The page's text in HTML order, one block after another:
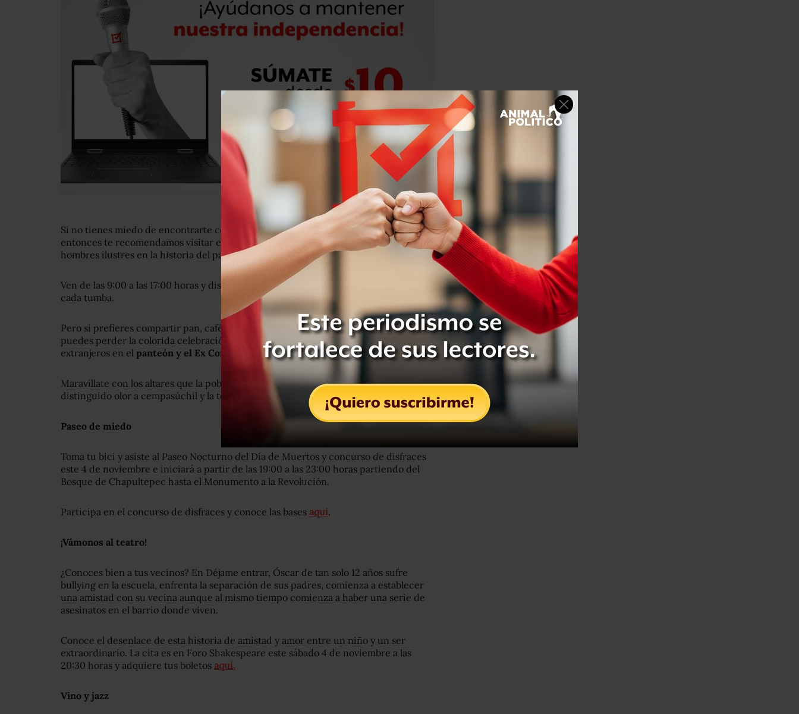
Si no tienes miedo de encontrarte con el alma de algún difunto en el panteón,
entonces te recomendamos visitar el
Panteón de San Fernandodonde encontrarás
hombres ilustres en la historia del país.
Ven de las 9:00 a las 17:00 horas y disfruta diseño arquitectónico y las esculturas de
cada tumba.
Pero si prefieres compartir pan, café o algún otro alimento con los difuntos, no te
puedes perder la colorida celebración que año con año maravilla a nacionales y
extranjeros en el panteón y el Ex Convento San Andrés Mixquic.
Maravíllate con los altares que la población realiza a sus seres queridos, del
distinguido olor a cempasúchil y la tenue luz de las veladoras alumbrando el camino.
Paseo de miedo
Toma tu bici y asiste al Paseo Nocturno del Día de Muertos y concurso de disfraces
este 4 de noviembre e iniciará a partir de las 19:00 a las 23:00 horas partiendo del
Bosque de Chapultepec hasta el Monumento a la Revolución.
Participa en el concurso de disfraces y conoce las bases aquí.
¡Vámonos al teatro!
¿Conoces bien a tus vecinos? En Déjame entrar, Óscar de tan solo 12 años sufre
bullying en la escuela, enfrenta la separación de sus padres, comienza a establecer
una amistad con su vecina aunque al mismo tiempo comienza a haber una serie de
asesinatos en el barrio donde viven.
Conoce el desenlace de esta historia de amistad y amor entre un niño y un ser
extraordinario. La cita es en Foro Shakespeare este sábado 4 de noviembre a las
20:30 horas y adquiere tus boletos aquí.
Vino y jazz